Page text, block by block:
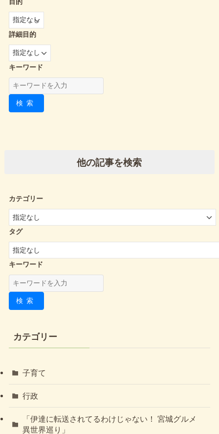
詳細目的
キーワード
検索
他の記事を検索
カテゴリー
タグ
キーワード
検索
カテゴリー
子育て
行政
「伊達に転送されてるわけじゃない！ 宮城グルメ
異世界巡り」